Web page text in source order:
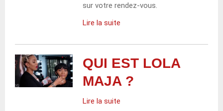
sur votre rendez-vous.
Lire la suite
QUI EST LOLA
MAJA ?
Lire la suite